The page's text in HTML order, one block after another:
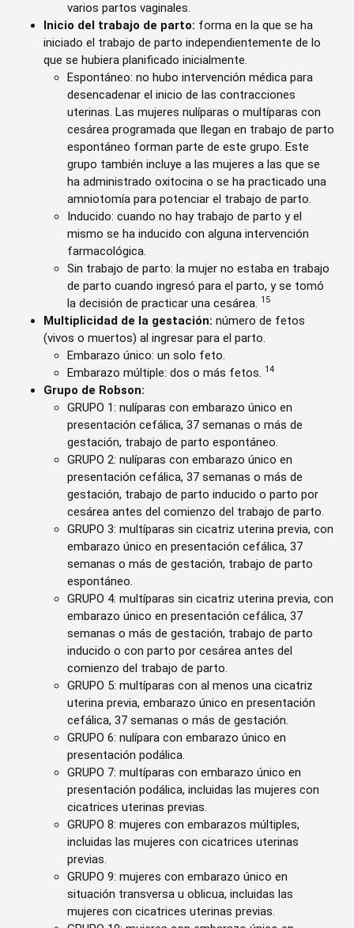
varios partos vaginales.
Inicio del trabajo de parto: forma en la que se ha
iniciado el trabajo de parto independientemente de lo
que se hubiera planificado inicialmente.
Espontáneo: no hubo intervención médica para
desencadenar el inicio de las contracciones
uterinas. Las mujeres nulíparas o multíparas con
cesárea programada que llegan en trabajo de parto
espontáneo forman parte de este grupo. Este
grupo también incluye a las mujeres a las que se
ha administrado oxitocina o se ha practicado una
amniotomía para potenciar el trabajo de parto.
Inducido: cuando no hay trabajo de parto y el
mismo se ha inducido con alguna intervención
farmacológica.
Sin trabajo de parto: la mujer no estaba en trabajo
de parto cuando ingresó para el parto, y se tomó
la decisión de practicar una cesárea. 15
Multiplicidad de la gestación: número de fetos
(vivos o muertos) al ingresar para el parto.
Embarazo único: un solo feto.
Embarazo múltiple: dos o más fetos. 14
Grupo de Robson:
GRUPO 1: nulíparas con embarazo único en
presentación cefálica, 37 semanas o más de
gestación, trabajo de parto espontáneo.
GRUPO 2: nulíparas con embarazo único en
presentación cefálica, 37 semanas o más de
gestación, trabajo de parto inducido o parto por
cesárea antes del comienzo del trabajo de parto.
GRUPO 3: multíparas sin cicatriz uterina previa, con
embarazo único en presentación cefálica, 37
semanas o más de gestación, trabajo de parto
espontáneo.
GRUPO 4: multíparas sin cicatriz uterina previa, con
embarazo único en presentación cefálica, 37
semanas o más de gestación, trabajo de parto
inducido o con parto por cesárea antes del
comienzo del trabajo de parto.
GRUPO 5: multíparas con al menos una cicatriz
uterina previa, embarazo único en presentación
cefálica, 37 semanas o más de gestación.
GRUPO 6: nulípara con embarazo único en
presentación podálica.
GRUPO 7: multíparas con embarazo único en
presentación podálica, incluidas las mujeres con
cicatrices uterinas previas.
GRUPO 8: mujeres con embarazos múltiples,
incluidas las mujeres con cicatrices uterinas
previas.
GRUPO 9: mujeres con embarazo único en
situación transversa u oblicua, incluidas las
mujeres con cicatrices uterinas previas.